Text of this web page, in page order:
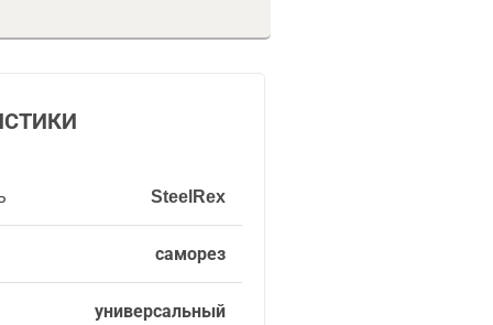
SteelRex
саморез
универсальный